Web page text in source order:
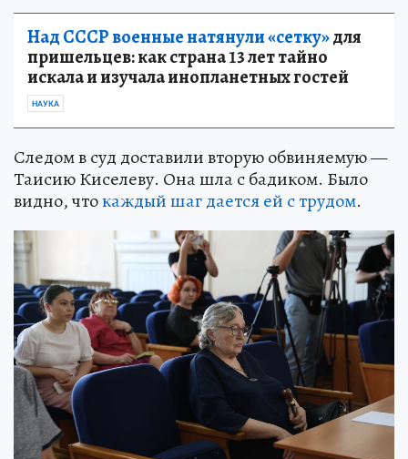
Над СССР военные натянули «сетку»для
пришельцев: как страна 13 лет тайно
искала и изучала инопланетных гостей
НАУКА
Следом в суд доставили вторую обвиняемую —
Таисию Киселеву. Она шла с бадиком. Было
видно, чтокаждый шаг дается ей с трудом.